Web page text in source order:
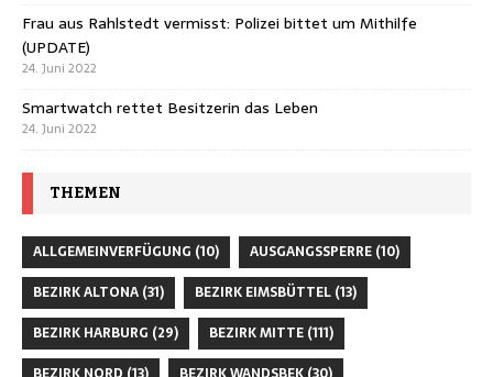
Frau aus Rahlstedt vermisst: Polizei bittet um Mithilfe
(UPDATE)
24. Juni 2022
Smartwatch rettet Besitzerin das Leben
24. Juni 2022
THEMEN
ALLGEMEINVERFÜGUNG (10) AUSGANGSSPERRE (10)
BEZIRK ALTONA (31) BEZIRK EIMSBÜTTEL (13)
BEZIRK HARBURG (29) BEZIRK MITTE (111)